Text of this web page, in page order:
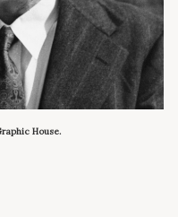
House.